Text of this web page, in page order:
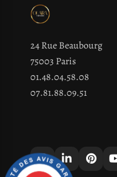
24 Rue Beaubourg
75003 Paris
01.48.04.58.08
07.81.88.09.51